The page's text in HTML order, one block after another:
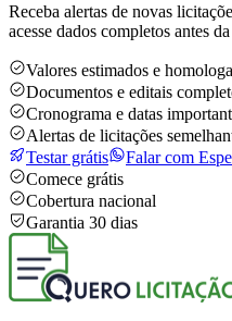
Receba alertas de novas
acesse dados completos antes
Valores estimados e
Documentos e editais
Cronograma e datas
Alertas de licitações
Testar grátis
Falar com
Comece grátis
Cobertura nacional
Garantia 30 dias